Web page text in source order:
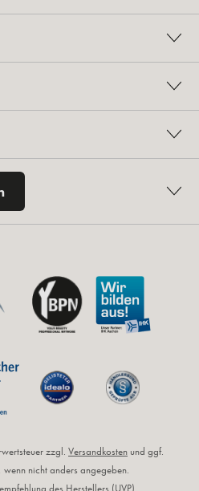
zzgl. Versandkosten und ggf.
nicht anders angegeben.
des Herstellers (UVP).